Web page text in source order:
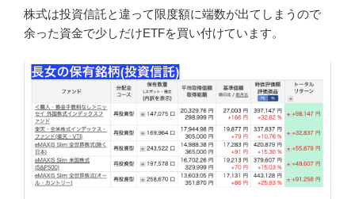
株式は投資信託と違って限度額に端数が出てしまうので
余った資金で少しだけETFを買い付けています。